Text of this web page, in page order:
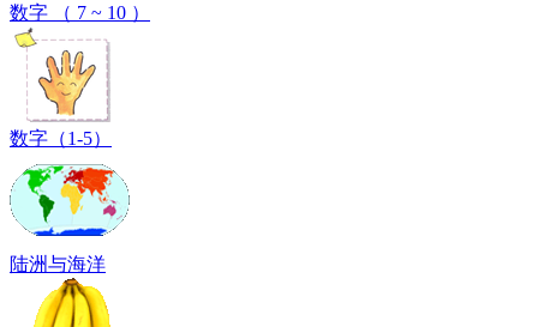
数字 （ 7 ~ 10 ）
数字（1-5）
陆洲与海洋